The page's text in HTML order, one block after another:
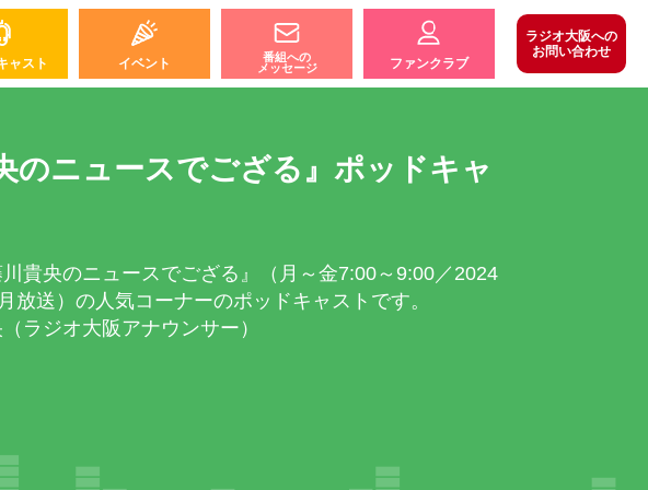
ャスト イベント
番組への
メッセージ
ファンクラブ
ラジオ大阪への
お問い合わせ
のニュースでござる』ポッドキャ
貴央のニュースでござる』（月～金7:00～9:00／2024
放送）の人気コーナーのポッドキャストです。
ラジオ大阪アナウンサー）